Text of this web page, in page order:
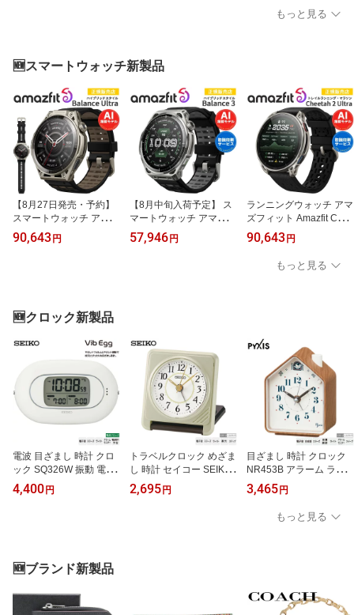
O Collection （LTPB150
L7B2JF）
ック レザー 黒 革ベルト
革バンド ローマ数字 ア
もっと見る
🆕スマートウォッチ新製品
【8月27日発売・予約】
スマートウォッチ アマズ
フィット バランスウルト
ラ Amazfit Balance Ultra
テリー 水深45mダイビン
グ スキューバ ゴルフラ
ウンド
90,643円
【8月中旬入荷予定】 ス
マートウォッチ アマズフ
ィット バランス3 Amazfi
t Balance 3 【取説サービ
フラウンド
57,946円
ランニングウォッチ アマ
ズフィット Amazfit Chee
tah 2 Ultra チーター2ウ
ルトラ 【取説サービス】
スマートウォッチ GPS
トレラン トレイルランナ
声通話 音楽 【在庫あ
り】
90,643円
もっと見る
🆕クロック新製品
電波 目ざまし 時計 クロ
ック SQ326W 振動 電子
音 アラーム 切り替え 枕
元 ライト 目覚まし セイ
4,400円
トラベルクロック めざま
し 時計 セイコー SEIKO
QQ807G クロック 電子
音 スヌーズ ライト 蓄光
2,695円
目ざまし 時計 クロック
NR453B アラーム ライ
ト バード ネイチャーサ
ウンド スイープ 目覚ま
し時計 セイコー SEIKO
ピクシス PYXIS 【お取
3,465円
もっと見る
🆕ブランド新製品